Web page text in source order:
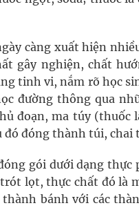
càng xuất hiện
gây nghiện, chất
tinh vi, nắm rõ học
đường thông qua
đoạn, ma túy
đó đóng thành túi,
gói dưới dạng thực
lọt, thực chất đó là
bánh với các